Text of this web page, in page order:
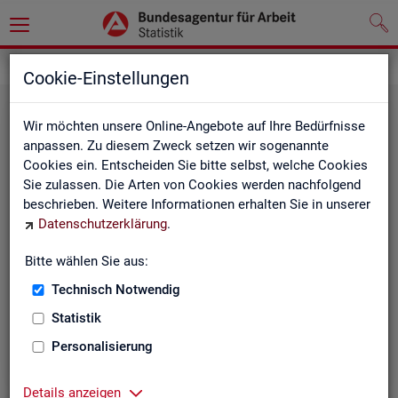
Cookie-Einstellungen
Wir möchten unsere Online-Angebote auf Ihre Bedürfnisse
anpassen. Zu diesem Zweck setzen wir sogenannte
Cookies ein. Entscheiden Sie bitte selbst, welche Cookies
Sie zulassen. Die Arten von Cookies werden nachfolgend
beschrieben. Weitere Informationen erhalten Sie in unserer
Datenschutzerklärung.
Bitte wählen Sie aus:
Technisch Notwendig
Statistik
Personalisierung
Details anzeigen
Der Bericht gibt einen Überblick über die aktuelle
Entwicklung am Arbeits- und Ausbildungsmarkt in